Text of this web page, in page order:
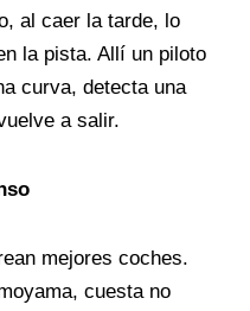
al caer la tarde, lo
la pista. Allí un piloto
curva, detecta una
a salir.
mejores coches.
cuesta no